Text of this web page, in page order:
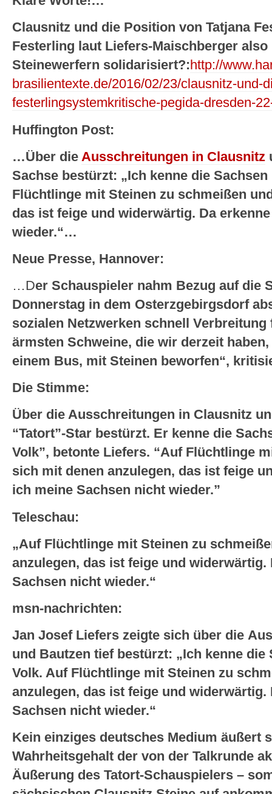
Clausnitz und die Position von Tatjana
Festerling laut Liefers-Maischberger
Steinewerfern solidarisiert?:http://
brasilientexte.de/2016/02/23/clausnitz-und-
festerlingsystemkritische-pegida-dresden-
Huffington Post:
…Über die Ausschreitungen in Clausnitz
Sachse bestürzt: „Ich kenne die
Flüchtlinge mit Steinen zu schmeißen
das ist feige und widerwärtig. Da
wieder.“…
Neue Presse, Hannover:
…Der Schauspieler nahm Bezug auf die
Donnerstag in dem Osterzgebirgsdorf
sozialen Netzwerken schnell Verbreitung
ärmsten Schweine, die wir derzeit
einem Bus, mit Steinen beworfen“,
Die Stimme:
Über die Ausschreitungen in Clausnitz
“Tatort”-Star bestürzt. Er kenne die
Volk”, betonte Liefers. “Auf Flüchtlinge
sich mit denen anzulegen, das ist feige
ich meine Sachsen nicht wieder.”
Teleschau:
„Auf Flüchtlinge mit Steinen zu
anzulegen, das ist feige und widerwärtig.
Sachsen nicht wieder.“
msn-nachrichten:
Jan Josef Liefers zeigte sich über die
und Bautzen tief bestürzt: „Ich kenne
Volk. Auf Flüchtlinge mit Steinen zu
anzulegen, das ist feige und widerwärtig.
Sachsen nicht wieder.“
Kein einziges deutsches Medium äußert
Wahrheitsgehalt der von der Talkrunde
Äußerung des Tatort-Schauspielers –